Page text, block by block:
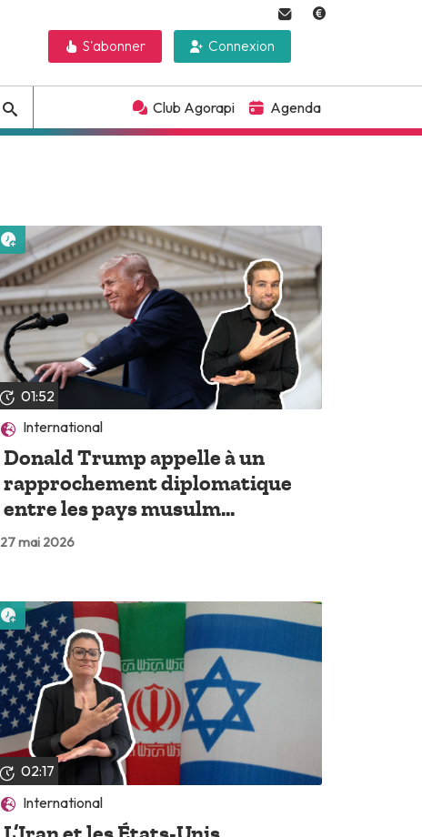
Connexion
S'abonner
Club Agorapi Agenda
01:52
International
Donald Trump appelle à un
rapprochement diplomatique
entre les pays musulm...
27 mai 2026
Lire plus tard
02:17
International
Lire plus tard